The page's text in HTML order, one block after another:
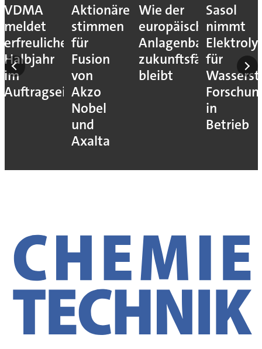
VDMA
meldet
erfreuliches
Halbjahr
im
Auftragseingang
Aktionäre
stimmen
für
Fusion
von
Akzo
Nobel
und
Axalta
Wie der
europäische
Anlagenbau
zukunftsfähig
bleibt
Sasol
nimmt
für
in
Betrieb